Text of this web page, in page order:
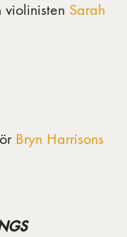
violinisten Sarah
Bryn Harrisons